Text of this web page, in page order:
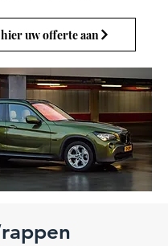
uw offerte aan